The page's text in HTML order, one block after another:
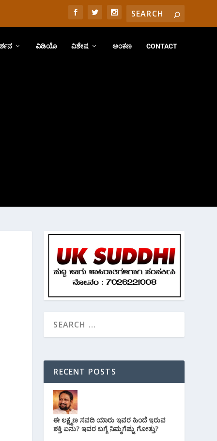
ವಿಡಿಯೊ ವಿಶೇಷ ಅಂಕಣ CONTACT
RECENT POSTS
ಈ ಲಕ್ಷ್ಮಣ ಸವದಿ ಯಾರು ಇವರ ಹಿಂದೆ ಇರುವ
ಶಕ್ತಿ ಏನು? ಇವರ ಬಗ್ಗೆ ನಿಮ್ಮಗೆಷ್ಟು ಗೋತ್ತು?